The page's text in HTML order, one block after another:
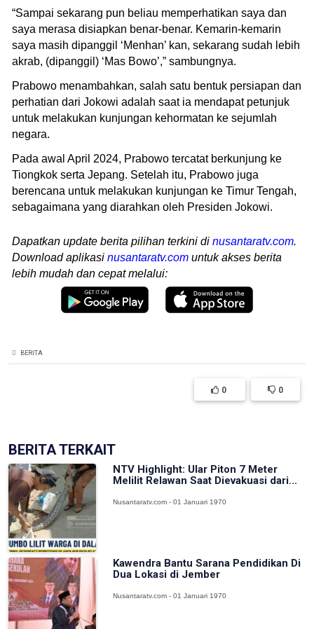
“Sampai sekarang pun beliau memperhatikan saya dan
saya merasa disiapkan benar-benar. Kemarin-kemarin
saya masih dipanggil ‘Menhan’ kan, sekarang sudah lebih
akrab, (dipanggil) ‘Mas Bowo’,” sambungnya.
Prabowo menambahkan, salah satu bentuk persiapan dan
perhatian dari Jokowi adalah saat ia mendapat petunjuk
untuk melakukan kunjungan kehormatan ke sejumlah
negara.
Pada awal April 2024, Prabowo tercatat berkunjung ke
Tiongkok serta Jepang. Setelah itu, Prabowo juga
berencana untuk melakukan kunjungan ke Timur Tengah,
sebagaimana yang diarahkan oleh Presiden Jokowi.
Dapatkan update berita pilihan terkini di nusantaratv.com.
Download aplikasi nusantaratv.com untuk akses berita
lebih mudah dan cepat melalui:
BERITA
0 0
BERITA TERKAIT
NTV Highlight: Ular Piton 7 Meter
Melilit Relawan Saat Dievakuasi dari...
Nusantaratv.com - 01 Januari 1970
Kawendra Bantu Sarana Pendidikan Di
Dua Lokasi di Jember
Nusantaratv.com - 01 Januari 1970